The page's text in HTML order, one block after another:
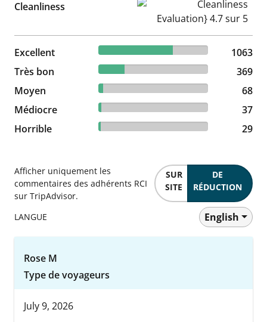
Cleanliness Cleanliness Evaluation} 4.7
Excellent 67.88% reviewed Excellent
1063 reviews
1063
Très bon
23.56% reviewed Très bon
369 reviews
369
Moyen
4.34% reviewed Moyen
68 reviews
68
Médiocre
2.36% reviewed Médiocre
37 reviews
37
Horrible
1.85% reviewed Horrible
29 reviews 29
Afficher uniquement les
commentaires des adhérents RCI
sur TripAdvisor.
SUR
SITE
DE
RÉDUCTION
LANGUE English
Rose M
Type de voyageurs
July 9, 2026